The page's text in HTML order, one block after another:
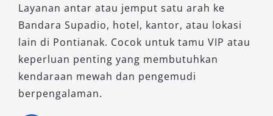
suspensi lembut memberikan pengalaman
perjalanan yang menyenangkan untuk seluruh
penumpang.
4. New Alphard 2.5 G CVT (Non-
Premium Color)
Layanan antar atau jemput satu arah ke
Bandara Supadio, hotel, kantor, atau lokasi
lain di Pontianak. Cocok untuk tamu VIP atau
keperluan penting yang membutuhkan
kendaraan mewah dan pengemudi
berpengalaman.